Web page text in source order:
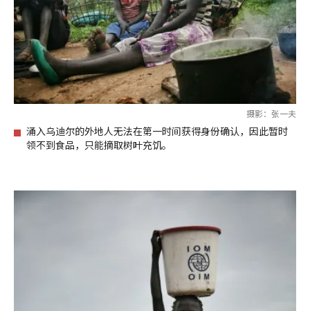
摄影：张一夫
涌入乌迪尔的外地人无法在第一时间获得身份确认，因此暂时
领不到食品，只能摘取树叶充饥。